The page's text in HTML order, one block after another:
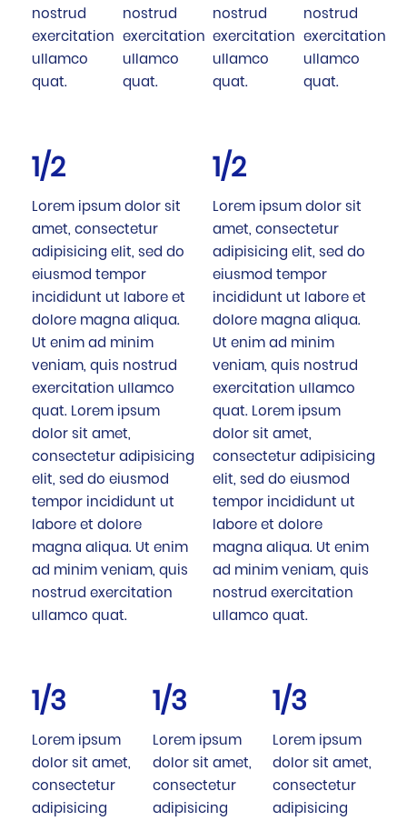
nostrud
exercitation
ullamco
quat.
nostrud
exercitation
ullamco
quat.
nostrud
exercitation
ullamco
quat.
nostrud
exercitation
ullamco
quat.
1/2
Lorem ipsum dolor sit
amet, consectetur
adipisicing elit, sed do
eiusmod tempor
incididunt ut labore et
dolore magna aliqua.
Ut enim ad minim
veniam, quis nostrud
exercitation ullamco
quat. Lorem ipsum
dolor sit amet,
consectetur adipisicing
elit, sed do eiusmod
tempor incididunt ut
labore et dolore
magna aliqua. Ut enim
ad minim veniam, quis
nostrud exercitation
ullamco quat.
1/2
Lorem ipsum dolor sit
amet, consectetur
adipisicing elit, sed do
eiusmod tempor
incididunt ut labore et
dolore magna aliqua.
Ut enim ad minim
veniam, quis nostrud
exercitation ullamco
quat. Lorem ipsum
dolor sit amet,
consectetur adipisicing
elit, sed do eiusmod
tempor incididunt ut
labore et dolore
magna aliqua. Ut enim
ad minim veniam, quis
nostrud exercitation
ullamco quat.
1/3
Lorem ipsum
dolor sit amet,
consectetur
adipisicing
1/3
Lorem ipsum
dolor sit amet,
consectetur
adipisicing
1/3
Lorem ipsum
dolor sit amet,
consectetur
adipisicing